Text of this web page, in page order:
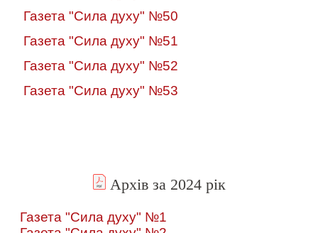
Газета "Сила духу" №50
Газета "Сила духу" №51
Газета "Сила духу" №52
Газета "Сила духу" №53
Архів за 2024 рік
Газета "Сила духу" №1